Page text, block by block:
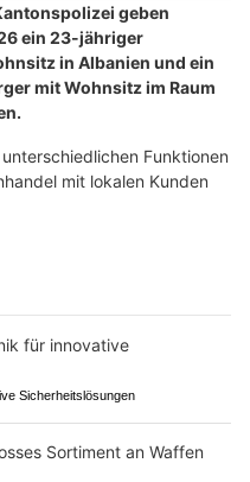
geben
ein 23-jähriger
in Albanien und ein
mit Wohnsitz im Raum
Funktionen
mit lokalen Kunden
Sicherheitslösungen